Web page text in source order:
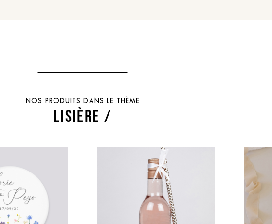
NOS PRODUITS DANS LE THÈME
LISIÈRE /